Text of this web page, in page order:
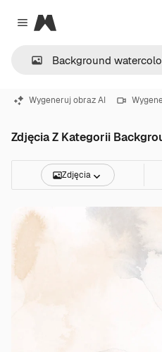
Close menu
Magnific
Wygeneruj obraz AI
Zdjęcia Z Kategorii
Zdjęcia